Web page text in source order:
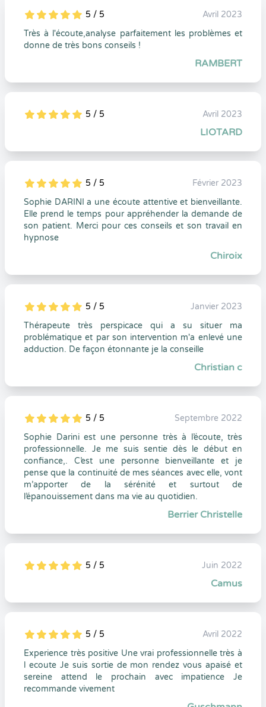
5
1
5
0 5 / 5
Avril 2023
Très à l'écoute,analyse parfaitement les problèmes et
donne de très bons conseils !
RAMBERT
5
1
5
0 5 / 5 Avril 2023
LIOTARD
5
1
5
0 5 / 5
Février 2023
Sophie DARINI a une écoute attentive et bienveillante.
Elle prend le temps pour appréhender la demande de
son patient. Merci pour ces conseils et son travail en
hypnose
Chiroix
5
1
5
0 5 / 5
Janvier 2023
Thérapeute très perspicace qui a su situer ma
problématique et par son intervention m'a enlevé une
adduction. De façon étonnante je la conseille
Christian c
5
1
5
0 5 / 5
Septembre 2022
Sophie Darini est une personne très à l’écoute, très
professionnelle. Je me suis sentie dès le début en
confiance,. C’est une personne bienveillante et je
pense que la continuité de mes séances avec elle, vont
m’apporter de la sérénité et surtout de
l’épanouissement dans ma vie au quotidien.
Berrier Christelle
5
1
5
0 5 / 5 Juin 2022
Camus
5
1
5
0 5 / 5
Avril 2022
Experience très positive Une vrai professionnelle très à
l ecoute Je suis sortie de mon rendez vous apaisé et
sereine attend le prochain avec impatience Je
recommande vivement